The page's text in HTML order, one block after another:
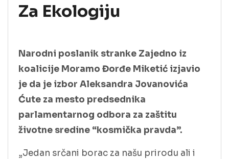
Za Ekologiju
Narodni poslanik stranke Zajedno iz
koalicije Moramo Đorđe Miketić izjavio
je da je izbor Aleksandra Jovanovića
Ćute za mesto predsednika
parlamentarnog odbora za zaštitu
životne sredine “kosmička pravda”.
„Jedan srčani borac za našu prirodu ali i